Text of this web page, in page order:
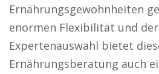
Ernährungsgewohnheiten
enormen Flexibilität und
Expertenauswahl bietet
Ernährungsberatung auch